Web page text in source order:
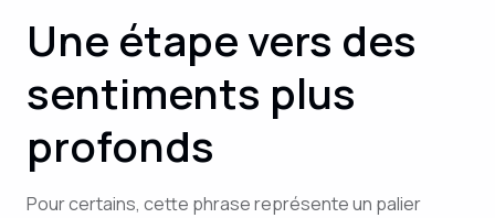
Une étape vers des
sentiments plus
profonds
Pour certains, cette phrase représente un palier